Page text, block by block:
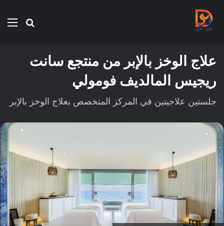
بحث
علاج الوخز بالإبر من منتجع سانت
ريجيس المالديف فومولي
جلستين علاجيتين في المركز المتخصص بعلاج الوخز بالإبر